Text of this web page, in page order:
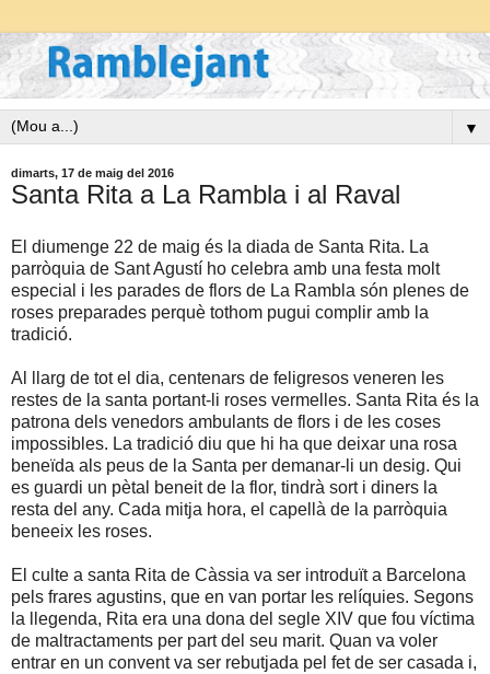
▼
dimarts, 17 de maig del 2016
Santa Rita a La Rambla i al Raval
El diumenge 22 de maig és la diada de Santa Rita. La
parròquia de Sant Agustí ho celebra amb una festa molt
especial i les parades de flors de La Rambla són plenes de
roses preparades perquè tothom pugui complir amb la
tradició.
Al llarg de tot el dia, centenars de feligresos veneren les
restes de la santa portant-li roses vermelles. Santa Rita és la
patrona dels venedors ambulants de flors i de les coses
impossibles. La tradició diu que hi ha que deixar una rosa
beneïda als peus de la Santa per demanar-li un desig. Qui
es guardi un pètal beneit de la flor, tindrà sort i diners la
resta del any. Cada mitja hora, el capellà de la parròquia
beneeix les roses.
El culte a santa Rita de Càssia va ser introduït a Barcelona
pels frares agustins, que en van portar les relíquies. Segons
la llegenda, Rita era una dona del segle XIV que fou víctima
de maltractaments per part del seu marit. Quan va voler
entrar en un convent va ser rebutjada pel fet de ser casada i,